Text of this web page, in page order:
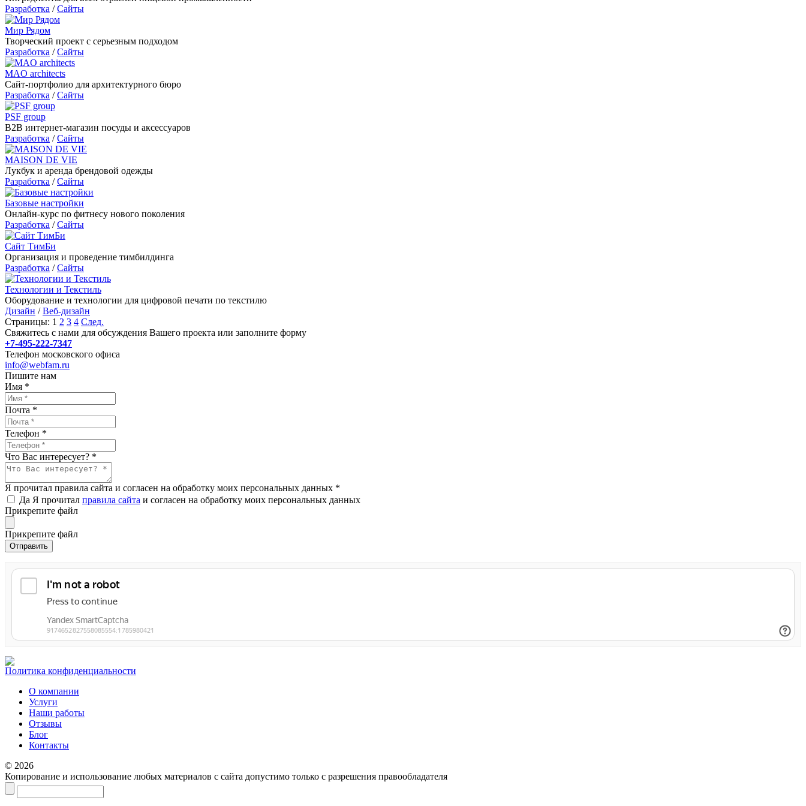
Разработка / Сайты
Мир Рядом
Творческий проект с серьезным подходом
Разработка / Сайты
MAO architects
Сайт-портфолио для архитектурного бюро
Разработка / Сайты
PSF group
B2B интернет-магазин посуды и аксессуаров
Разработка / Сайты
MAISON DE VIE
Лукбук и аренда брендовой одежды
Разработка / Сайты
Базовые настройки
Онлайн-курс по фитнесу нового поколения
Разработка / Сайты
Сайт ТимБи
Организация и проведение тимбилдинга
Разработка / Сайты
Технологии и Текстиль
Оборудование и технологии для цифровой печати по текстилю
Дизайн / Веб-дизайн
Страницы: 1 2 3 4 След.
Свяжитесь с нами для обсуждения Вашего проекта или заполните форму
+7-495-222-7347
Телефон московского офиса
info@webfam.ru
Пишите нам
Имя *
Почта *
Телефон *
Что Вас интересует? *
Я прочитал правила сайта и согласен на обработку моих персональных данных *
Да Я прочитал правила сайта и согласен на обработку моих персональных данных
Прикрепите файл
Прикрепите файл
Политика конфиденциальности
О компании
Услуги
Наши работы
Отзывы
Блог
Контакты
© 2026
Копирование и использование любых материалов с сайта допустимо только с разрешения правообладателя